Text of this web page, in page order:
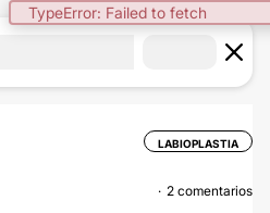
TypeError: Failed to fetch
LABIOPLASTIA
2 comentarios